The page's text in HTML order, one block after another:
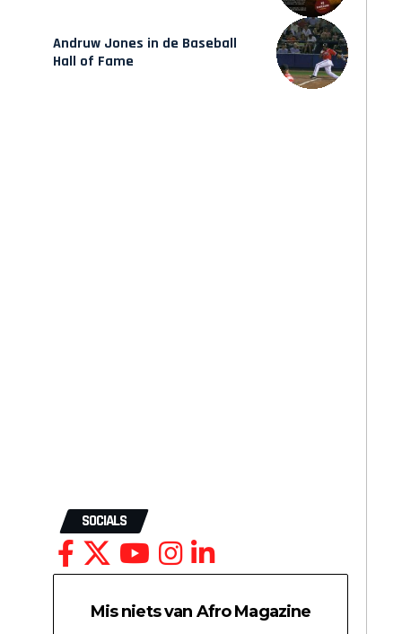
Andruw Jones in de Baseball
Hall of Fame
SOCIALS
Mis niets van Afro Magazine